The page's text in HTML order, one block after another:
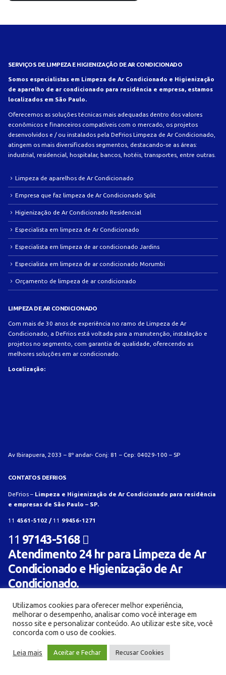
SERVIÇOS DE LIMPEZA E HIGIENIZAÇÃO DE AR CONDICIONADO
Somos especialistas em Limpeza de Ar Condicionado e Higienização
de aparelho de ar condicionado para residência e empresa, estamos
localizados em São Paulo.
Oferecemos as soluções técnicas mais adequadas dentro dos valores
econômicos e financeiros compatíveis com o mercado, os projetos
desenvolvidos e / ou instalados pela DeFrios Limpeza de Ar Condicionado,
atingem os mais diversificados segmentos, destacando-se as áreas:
industrial, residencial, hospitalar, bancos, hotéis, transportes, entre outras.
Limpeza de aparelhos de Ar Condicionado
Empresa que faz limpeza de Ar Condicionado Split
Higienização de Ar Condicionado Residencial
Especialista em limpeza de Ar Condicionado
Especialista em limpeza de ar condicionado Jardins
Especialista em limpeza de ar condicionado Morumbi
Orçamento de limpeza de ar condicionado
LIMPEZA DE AR CONDICIONADO
Com mais de 30 anos de experiência no ramo de Limpeza de Ar
Condicionado, a DeFrios está voltada para a manutenção, instalação e
projetos no segmento, com garantia de qualidade, oferecendo as
melhores soluções em ar condicionado.
Localização:
Av Ibirapuera, 2033 – 8º andar- Conj: 81 – Cep: 04029-100 – SP
CONTATOS DEFRIOS
DeFrios – Limpeza e Higienização de Ar Condicionado para residência
e empresas de São Paulo – SP.
11 4561-5102 / 11 99456-1271
11 97143-5168
Atendimento 24 hr para Limpeza de Ar
Condicionado e Higienização de Ar
Condicionado.
© Limpeza e Higienização de aparelho de ar condicionado para residência e empresa -
Defrios 2018. Criado com
por:AL Mídia Digital
Utilizamos cookies para oferecer melhor experiência,
melhorar o desempenho, analisar como você interage em
nosso site e personalizar conteúdo. Ao utilizar este site, você
concorda com o uso de cookies.
Leia mais Aceitar e Fechar Recusar Cookies